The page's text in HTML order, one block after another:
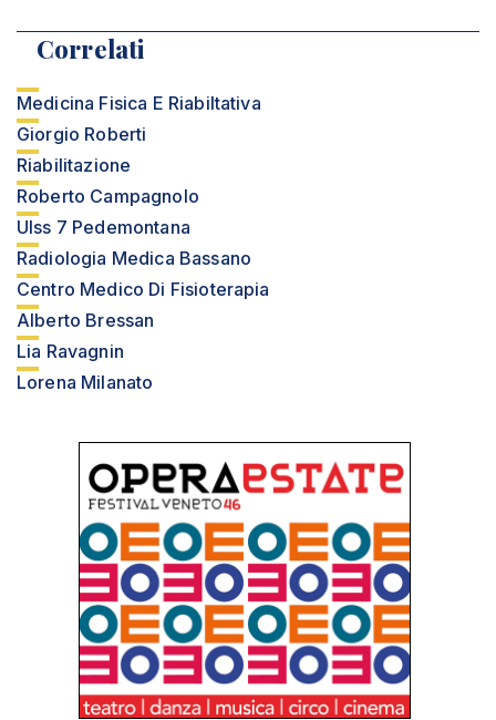
Correlati
Medicina Fisica E Riabiltativa
Giorgio Roberti
Riabilitazione
Roberto Campagnolo
Ulss 7 Pedemontana
Radiologia Medica Bassano
Centro Medico Di Fisioterapia
Alberto Bressan
Lia Ravagnin
Lorena Milanato